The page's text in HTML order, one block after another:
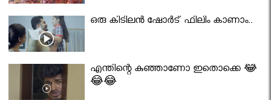
ഒരു കിടിലൻ ഷോർട് ഫിലിം കാണാം..
എന്തിന്റെ കുഞ്ഞാണോ ഇതൊക്കെ 😂
😂😂